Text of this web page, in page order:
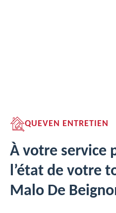
QUEVEN ENTRETIEN
À votre service
l’état de votre
Malo De